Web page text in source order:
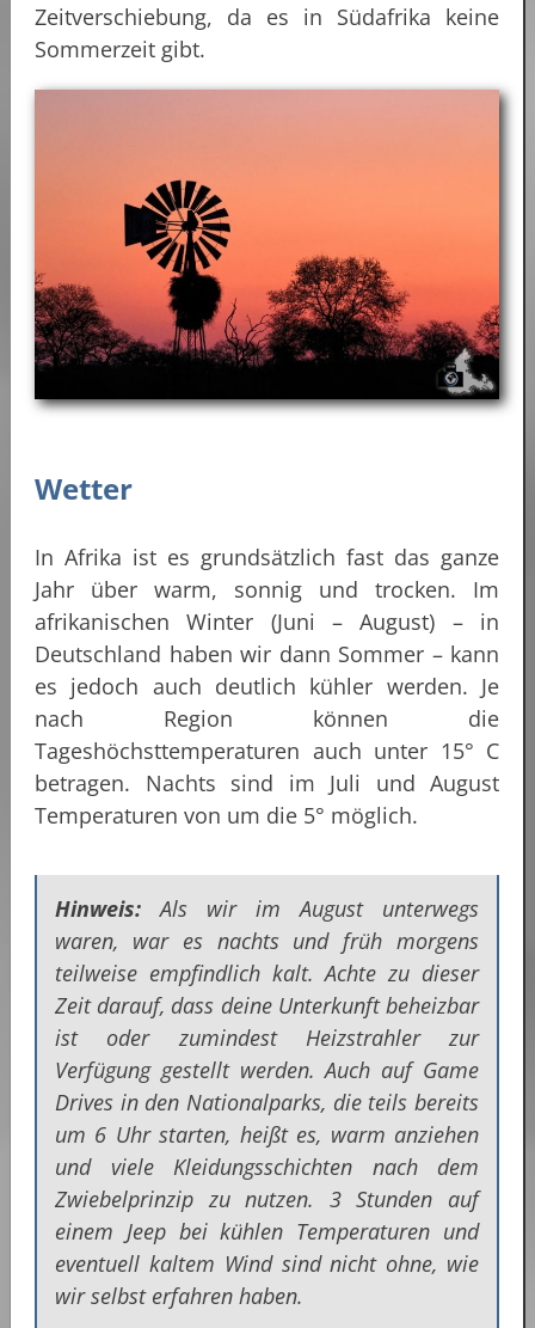
Zeitverschiebung, da es in Südafrika keine
Sommerzeit gibt.
Wetter
In Afrika ist es grundsätzlich fast das ganze
Jahr über warm, sonnig und trocken. Im
afrikanischen Winter (Juni – August) – in
Deutschland haben wir dann Sommer – kann
es jedoch auch deutlich kühler werden. Je
nach Region können die
Tageshöchsttemperaturen auch unter 15° C
betragen. Nachts sind im Juli und August
Temperaturen von um die 5° möglich.
Hinweis: Als wir im August unterwegs
waren, war es nachts und früh morgens
teilweise empfindlich kalt. Achte zu dieser
Zeit darauf, dass deine Unterkunft beheizbar
ist oder zumindest Heizstrahler zur
Verfügung gestellt werden. Auch auf Game
Drives in den Nationalparks, die teils bereits
um 6 Uhr starten, heißt es, warm anziehen
und viele Kleidungsschichten nach dem
Zwiebelprinzip zu nutzen. 3 Stunden auf
einem Jeep bei kühlen Temperaturen und
eventuell kaltem Wind sind nicht ohne, wie
wir selbst erfahren haben.